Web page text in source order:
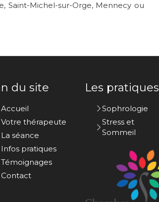
Saint-Michel-sur-Orge, Mennecy ou
du site
Accueil
Votre thérapeute
La séance
Infos pratiques
Témoignages
Contact
Les pratiques
Sophrologie
Stress et
Sommeil